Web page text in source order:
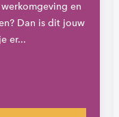
en
Dan is dit jouw
er...